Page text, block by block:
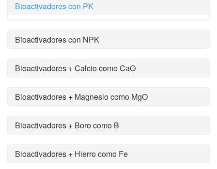
Bioactivadores con PK
Bioactivadores con NPK
Bioactivadores + Calcio como CaO
Bioactivadores + Magnesio como MgO
Bioactivadores + Boro como B
Bioactivadores + Hierro como Fe